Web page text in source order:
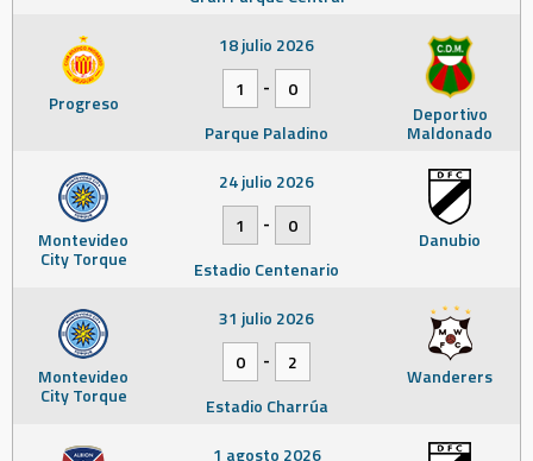
Progreso Deportivo
Maldonado
18 julio 2026
1
-
0
Parque Paladino
Montevideo
City Torque
Danubio
24 julio 2026
1
-
0
Estadio Centenario
Montevideo
City Torque
Wanderers
31 julio 2026
0
-
2
Estadio Charrúa
1 agosto 2026